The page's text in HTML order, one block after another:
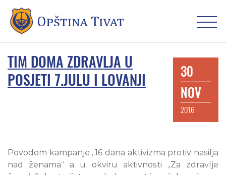
TIM DOMA ZDRAVLJA U
POSJETI 7.JULU I LOVANJI
30
NOV
2016
Povodom kampanje „16 dana aktivizma protiv nasilja
nad ženama“ a u okviru aktivnosti „Za zdravlje